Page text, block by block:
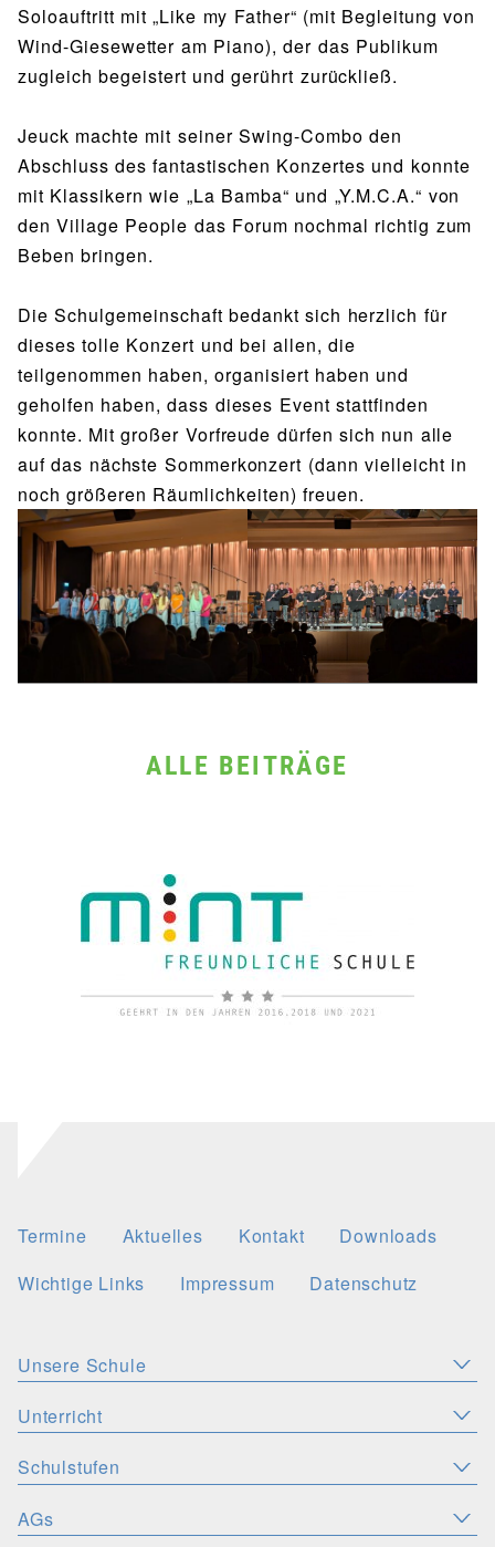
Soloauftritt mit „Like my Father“ (mit Begleitung von
Wind-Giesewetter am Piano), der das Publikum
zugleich begeistert und gerührt zurückließ.
Jeuck machte mit seiner Swing-Combo den
Abschluss des fantastischen Konzertes und konnte
mit Klassikern wie „La Bamba“ und „Y.M.C.A.“ von
den Village People das Forum nochmal richtig zum
Beben bringen.
Die Schulgemeinschaft bedankt sich herzlich für
dieses tolle Konzert und bei allen, die
teilgenommen haben, organisiert haben und
geholfen haben, dass dieses Event stattfinden
konnte. Mit großer Vorfreude dürfen sich nun alle
auf das nächste Sommerkonzert (dann vielleicht in
noch größeren Räumlichkeiten) freuen.
ALLE BEITRÄGE
Termine Aktuelles Kontakt
Downloads
Wichtige Links
Impressum Datenschutz
Unsere Schule
Aktuelles
KONZEPTE
Christliche Akzente
PERSONEN
Schulleitung
SV
Unterricht
SPRACHEN
MINT-FÄCHER
Schulstufen
ORIENTIERUNGSSTUFE
AGs